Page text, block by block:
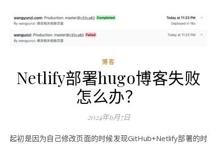
博客
Netlify部署hugo博客失败
怎么办？
2024年6月7日
起初是因为自己修改页面的时候发现GitHub+Netlify部署的时